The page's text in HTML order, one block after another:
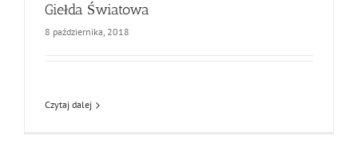
Giełda Światowa
8 października, 2018
Czytaj dalej